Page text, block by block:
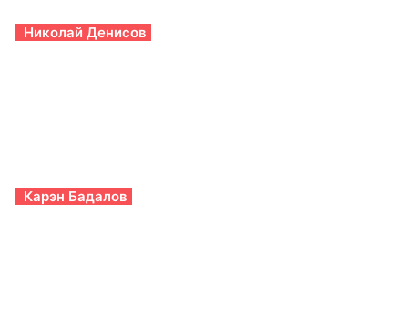
Николай Денисов
Карэн Бадалов